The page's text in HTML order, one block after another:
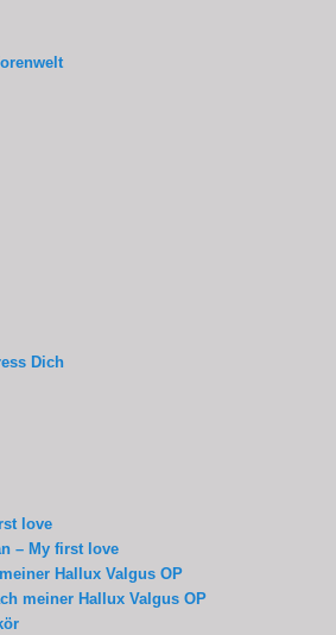
Dich
love
– My first love
Hallux Valgus OP
meiner Hallux Valgus OP